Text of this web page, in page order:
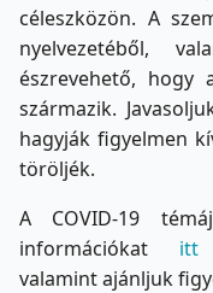
céleszközön. A
nyelvezetéből,
észrevehető,
származik.
hagyják figyelmen
töröljék.
A COVID-19
információkat itt
valamint ajánljuk